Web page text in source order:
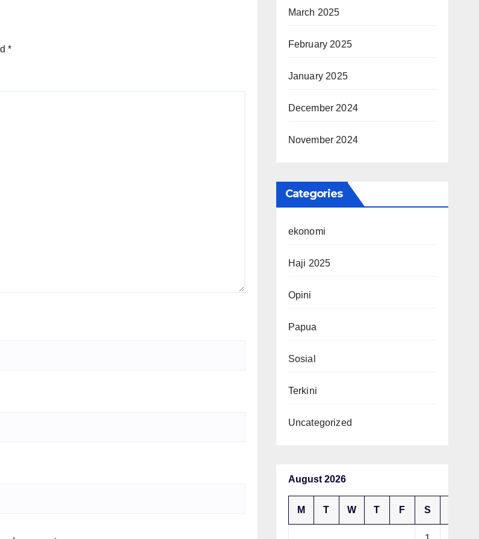
*
March 2025
February 2025
January 2025
December 2024
November 2024
Categories
ekonomi
Haji 2025
Opini
Papua
Sosial
Terkini
Uncategorized
August 2026
M T W T F S